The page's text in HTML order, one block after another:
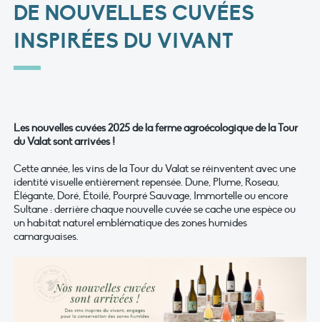
DE NOUVELLES CUVÉES
INSPIRÉES DU VIVANT
Les nouvelles cuvées 2025 de la ferme agroécologique de la Tour
du Valat sont arrivées !
Cette année, les vins de la Tour du Valat se réinventent avec une
identité visuelle entièrement repensée. Dune, Plume, Roseau,
Élégante, Doré, Étoilé, Pourpré Sauvage, Immortelle ou encore
Sultane : derrière chaque nouvelle cuvée se cache une espèce ou
un habitat naturel emblématique des zones humides
camarguaises.